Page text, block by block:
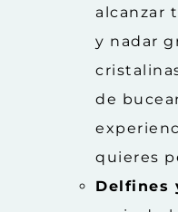
alcanzar
y nadar
de
quieres
Delfines